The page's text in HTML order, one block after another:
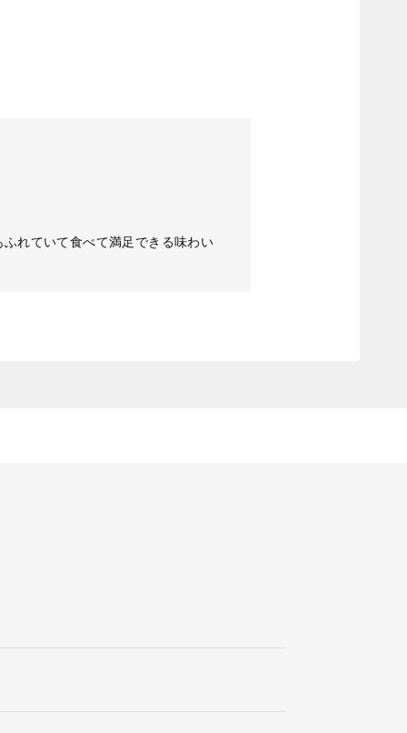
れていて食べて満足できる味わい